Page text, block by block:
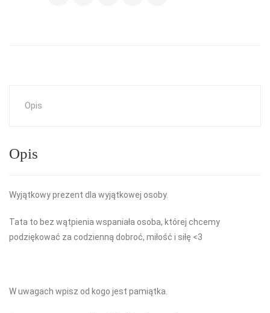
Opis
Opis
Wyjątkowy prezent dla wyjątkowej osoby.
Tata to bez wątpienia wspaniała osoba, której chcemy
podziękować za codzienną dobroć, miłość i siłę <3
W uwagach wpisz od kogo jest pamiątka.